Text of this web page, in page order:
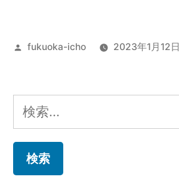
投
fukuoka-icho 2023年1月12日
検
索: